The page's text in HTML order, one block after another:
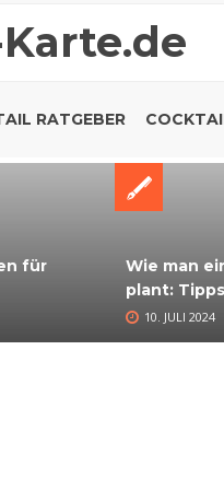
RATGEBER
für
Wie man
plant:
10. JULI 2024